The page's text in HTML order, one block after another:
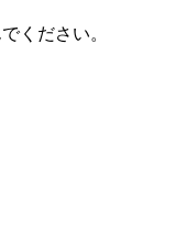
ください。